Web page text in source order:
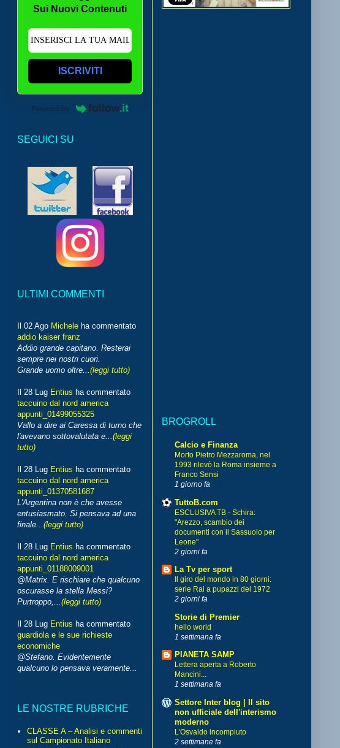
Sui Nuovi Contenuti
ISCRIVITI
Powered by
SEGUICI SU
ULTIMI COMMENTI
Il 02 Ago Michele ha commentato
addio kaiser franz
Addio grande capitano. Resterai
sempre nei nostri cuori.
Grande uomo oltre...(leggi tutto)
Il 28 Lug Entius ha commentato
taccuino dal nord america
appunti_01499055325
Vallo a dire ai Caressa di turno che
l'avevano sottovalutata e...(leggi
tutto)
Il 28 Lug Entius ha commentato
taccuino dal nord america
appunti_01370581687
L'Argentina non è che avesse
entusiasmato. Si pensava ad una
finale...(leggi tutto)
Il 28 Lug Entius ha commentato
taccuino dal nord america
appunti_01188009001
@Matrix. E rischiare che qualcuno
oscurasse la stella Messi?
Purtroppo,...(leggi tutto)
Il 28 Lug Entius ha commentato
guardiola e le sue richieste
economiche
@Stefano. Evidentemente
qualcuno lo pensava veramente...
LE NOSTRE RUBRICHE
CLASSE A – Analisi e commenti
sul Campionato Italiano
BROGROLL
Calcio e Finanza
Morto Pietro Mezzaroma, nel
1993 rilevò la Roma insieme a
Franco Sensi
1 giorno fa
TuttoB.com
ESCLUSIVA TB - Schira:
"Arezzo, scambio dei
documenti con il Sassuolo per
Leone"
2 giorni fa
La Tv per sport
Il giro del mondo in 80 giorni:
serie Rai a pupazzi del 1972
2 giorni fa
Storie di Premier
hello world
1 settimana fa
PIANETA SAMP
Lettera aperta a Roberto
Mancini...
1 settimana fa
Settore Inter blog | Il sito
non ufficiale dell'interismo
moderno
L’Osvaldo incompiuto
2 settimane fa